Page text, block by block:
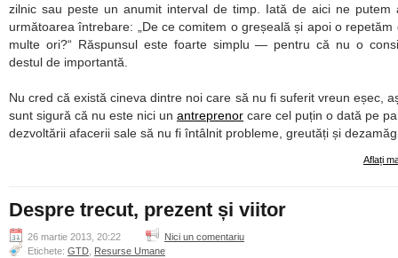
zilnic sau peste un anumit interval de timp. Iată de aici ne putem
următoarea întrebare:
De ce comitem o greșeală și apoi o repetăm
multe ori?
Răspunsul este foarte simplu — pentru că nu o
destul de importantă.
Nu cred că există cineva dintre noi care să nu fi suferit vreun eșec,
sunt sigură că nu este nici un antreprenor care cel puțin o dată pe
dezvoltării afacerii sale să nu fi întâlnit probleme, greutăți și
Aflați
Despre trecut, prezent și viitor
26 martie 2013, 20:22
Nici un comentariu
Etichete: GTD Resurse Umane